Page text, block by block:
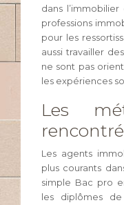
dans
professions
pour les
aussi travailler
ne sont pas
les expériences
Les
Les agents
plus courants
simple Bac pro
les diplômes